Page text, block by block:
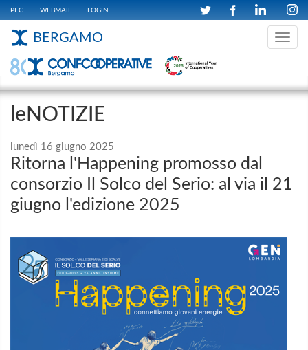
PEC WEBMAIL LOGIN
Toggle
BERGAMO
leNOTIZIE
lunedì 16 giugno 2025
Ritorna l'Happening promosso dal
consorzio Il Solco del Serio: al via il 21
giugno l'edizione 2025